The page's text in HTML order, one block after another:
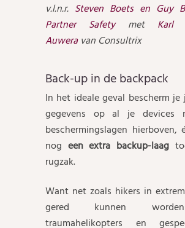
v.l.n.r. Steven Boets en Guy
Partner Safetymet Karl
Auweravan Consultrix
Back-up in de backpack
In het ideale geval bescherm je
gegevens op al je devices
beschermingslagen hierboven,
nog een extra backup-laag
rugzak.
Want net zoals hikers in
gered kunnen
traumahelikopters en